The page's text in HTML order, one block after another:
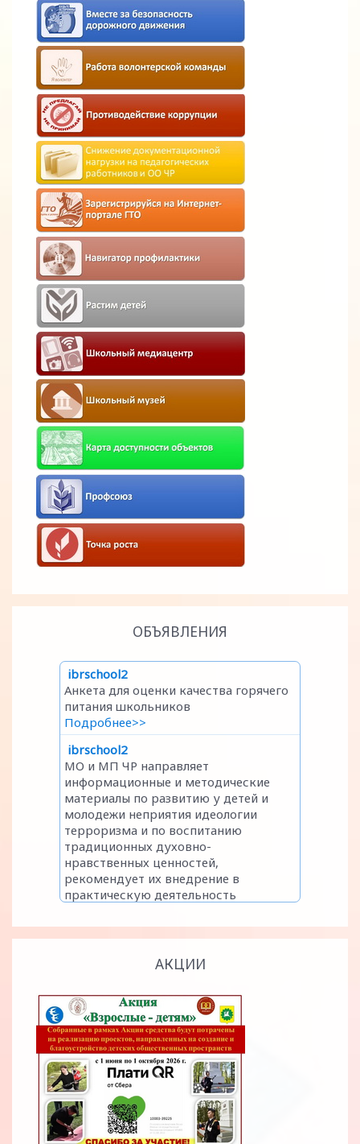
ОБЪЯВЛЕНИЯ
АКЦИИ